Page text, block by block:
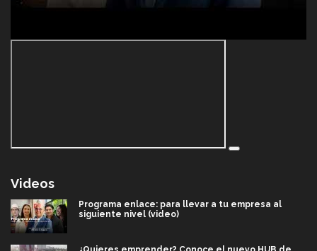
Videos
Programa enlace: para llevar a tu empresa al
siguiente nivel (video)